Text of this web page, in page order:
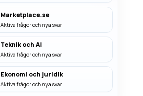
Marketplace.se
Aktiva frågor och nya svar
Teknik och AI
Aktiva frågor och nya svar
Ekonomi och juridik
Aktiva frågor och nya svar